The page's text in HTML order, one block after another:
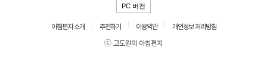
PC 버전
아침편지 소개 추천하기 이용약관
개인정보 처리방침
ⓒ 고도원의 아침편지